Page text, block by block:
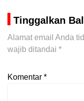
Tinggalkan
Alamat email Anda
wajib ditandai *
Komentar *